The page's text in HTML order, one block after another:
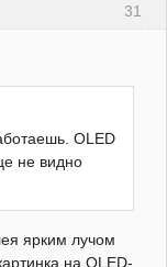
31
OLED
не видно
ярким лучом
на OLED-